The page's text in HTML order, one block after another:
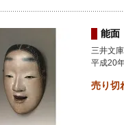
能面
三井文
平成20
売り切